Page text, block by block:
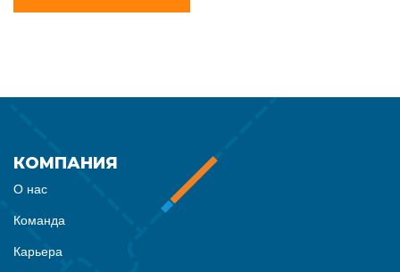
КОМПАНИЯ
О нас
Команда
Карьера